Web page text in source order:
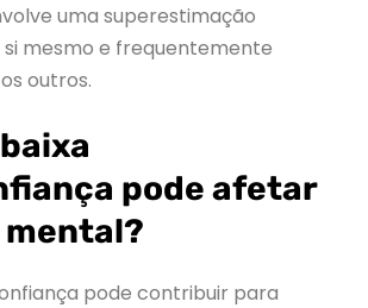
uma superestimação
mesmo e frequentemente
outros.
pode afetar
mental?
pode contribuir para